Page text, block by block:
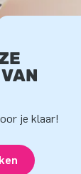
je klaar!